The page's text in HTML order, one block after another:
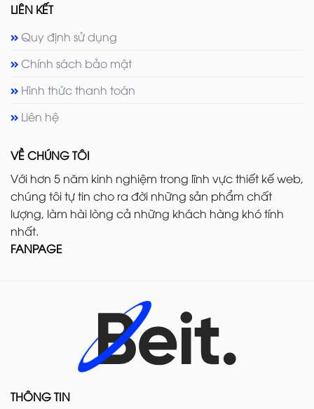
LIÊN KẾT
Quy định sử dụng
Chính sách bảo mật
Hình thức thanh toán
Liên hệ
VỀ CHÚNG TÔI
Với hơn 5 năm kinh nghiệm trong lĩnh vực thiết kế web,
chúng tôi tự tin cho ra đời những sản phẩm chất
lượng, làm hài lòng cả những khách hàng khó tính
nhất.
FANPAGE
THÔNG TIN